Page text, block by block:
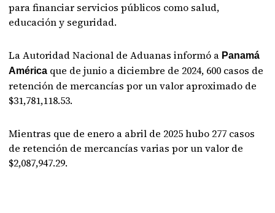
para financiar servicios públicos como salud,
educación y seguridad.
La Autoridad Nacional de Aduanas informó a Panamá
América que de junio a diciembre de 2024, 600 casos de
retención de mercancías por un valor aproximado de
$31,781,118.53.
Mientras que de enero a abril de 2025 hubo 277 casos
de retención de mercancías varias por un valor de
$2,087,947.29.